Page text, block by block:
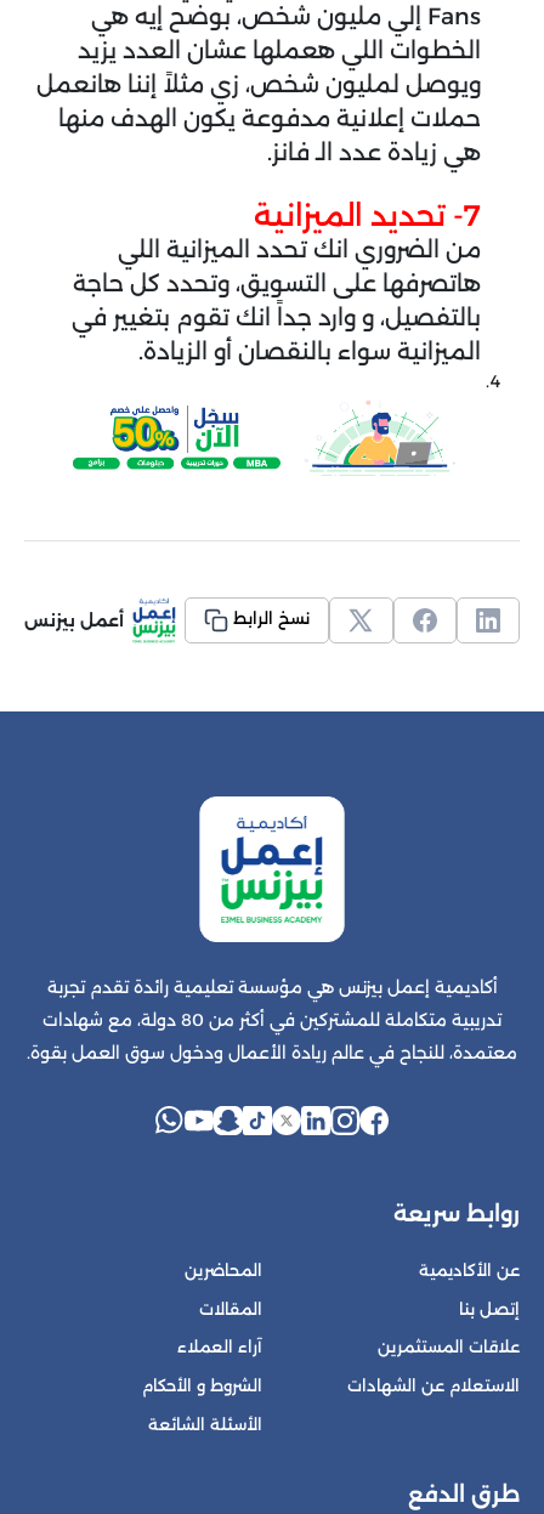
Fans إلي مليون شخص، بوضح إيه هي
الخطوات اللي هعملها عشان العدد يزيد
ويوصل لمليون شخص، زي مثلاً إننا هانعمل
حملات إعلانية مدفوعة يكون الهدف منها
هي زيادة عدد الـ فانز.
7- تحديد الميزانية
من الضروري انك تحدد الميزانية اللي
هاتصرفها على التسويق، وتحدد كل حاجة
بالتفصيل، و وارد جداً انك تقوم بتغيير في
الميزانية سواء بالنقصان أو الزيادة.
نسخ الرابط أعمل بيزنس
أكاديمية إعمل بيزنس هي مؤسسة تعليمية رائدة تقدم تجربة
تدريبية متكاملة للمشتركين في أكثر من 80 دولة، مع شهادات
معتمدة، للنجاح في عالم ريادة الأعمال ودخول سوق العمل بقوة.
روابط سريعة
عن الأكاديمية
إتصل بنا
علاقات المستثمرين
الاستعلام عن الشهادات
المحاضرين
المقالات
آراء العملاء
الشروط و الأحكام
الأسئلة الشائعة
طرق الدفع